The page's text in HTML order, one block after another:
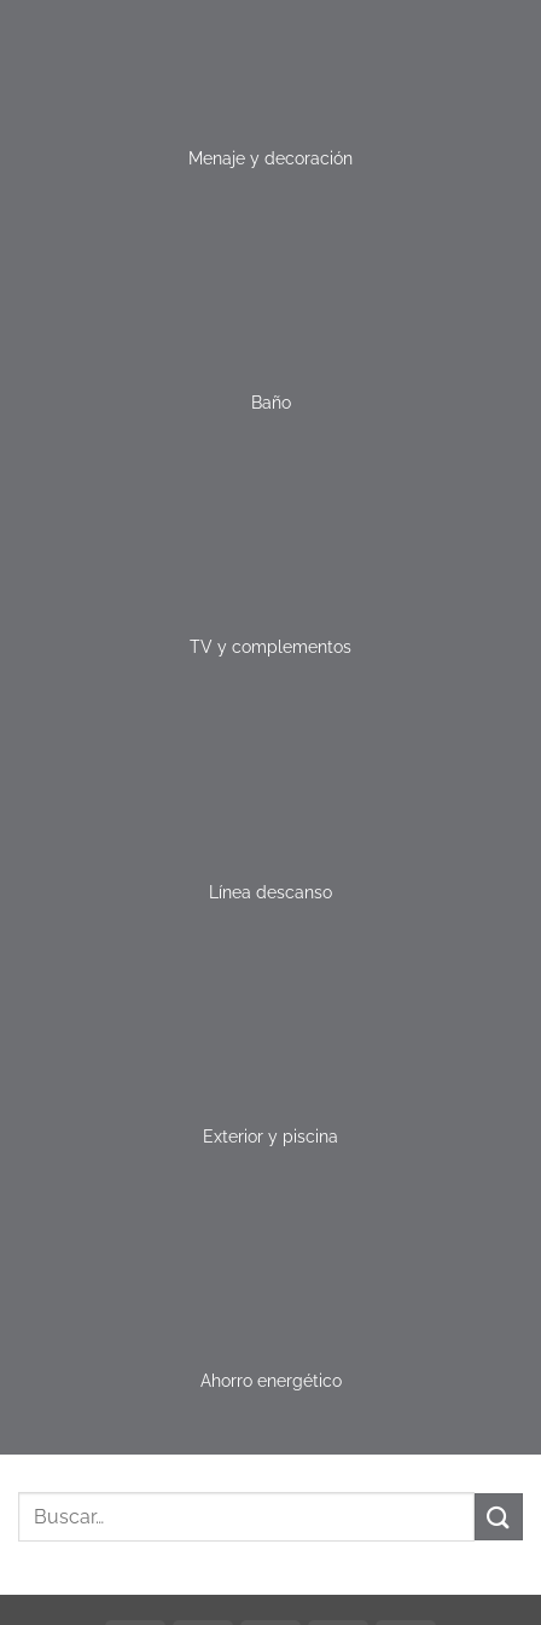
Menaje y decoración
Baño
TV y complementos
Línea descanso
Exterior y piscina
Ahorro energético